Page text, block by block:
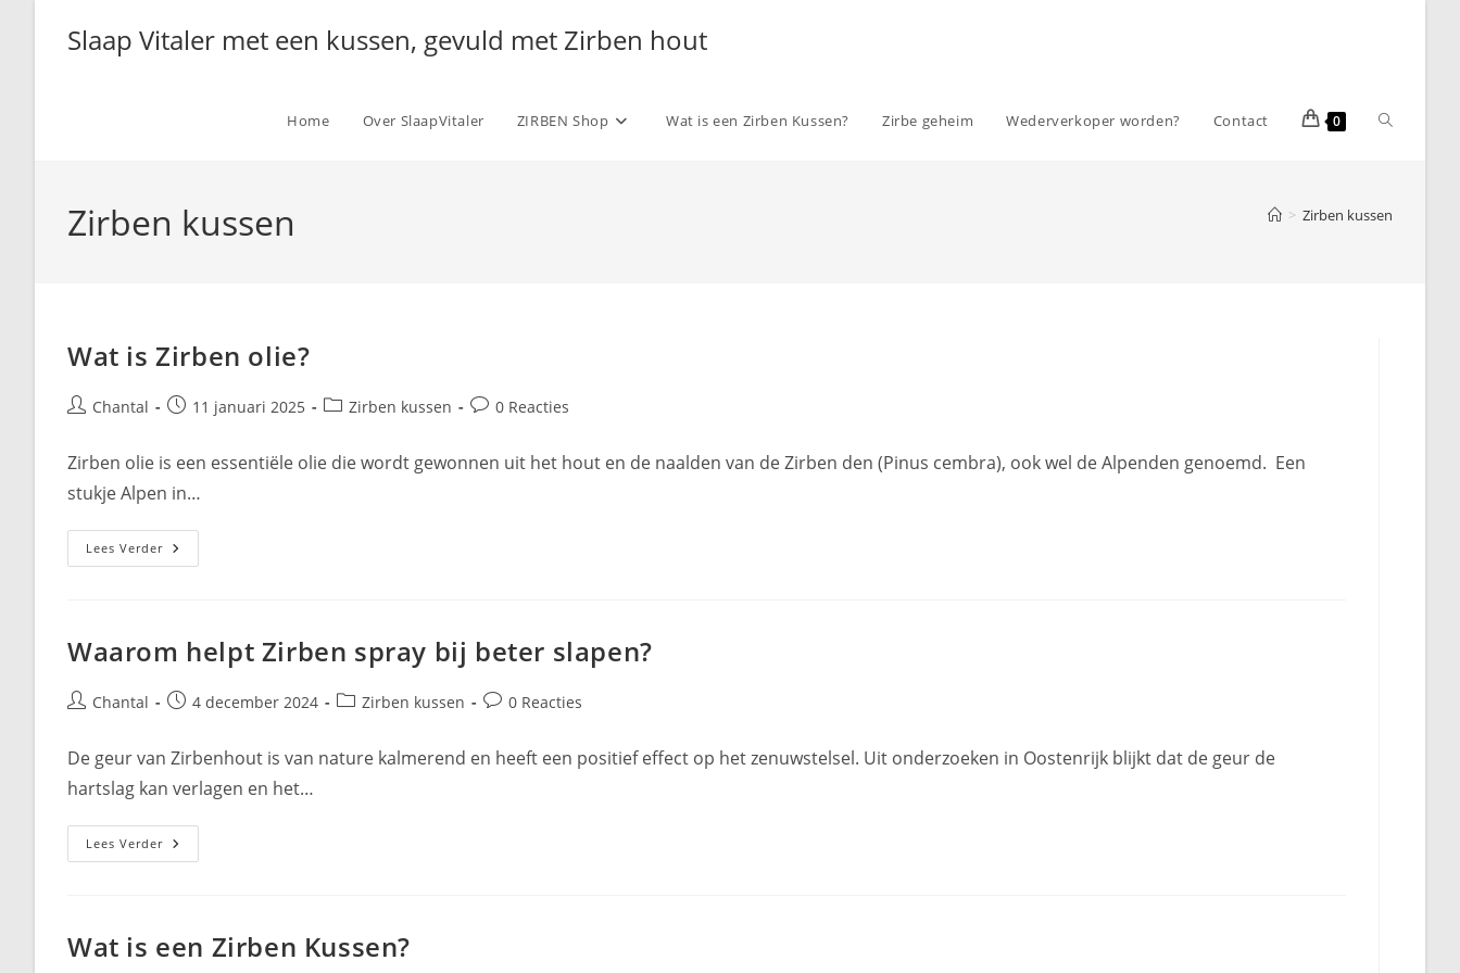
Slaap Vitaler met een kussen, gevuld met Zirben hout
Home Over SlaapVitaler ZIRBEN Shop Wat is een Zirben Kussen? Zirbe geheim Wederverkoper worden? Contact 0 Toggle
Zirben kussen > Zirben kussen
Wat is Zirben olie?
BerichtChantal
Bericht11 januari 2025 Berichtcategorie:
Zirben kussen
Bericht0 Reacties
Zirben olie is een essentiële olie die wordt gewonnen uit het hout en de naalden van de Zirben den (Pinus cembra), ook wel de Alpenden genoemd. Een
stukje Alpen in…
Lees VerderWat
Is
Waarom helpt Zirben spray bij beter slapen?
BerichtChantal
Bericht
op:
4 december 2024 Berichtcategorie:
Zirben kussen
Bericht0 Reacties
De geur van Zirbenhout is van nature kalmerend en heeft een positief effect op het zenuwstelsel. Uit onderzoeken in Oostenrijk blijkt dat de geur de
hartslag kan verlagen en het…
Lees VerderWaarom
Helpt
Slapen?
Wat is een Zirben Kussen?